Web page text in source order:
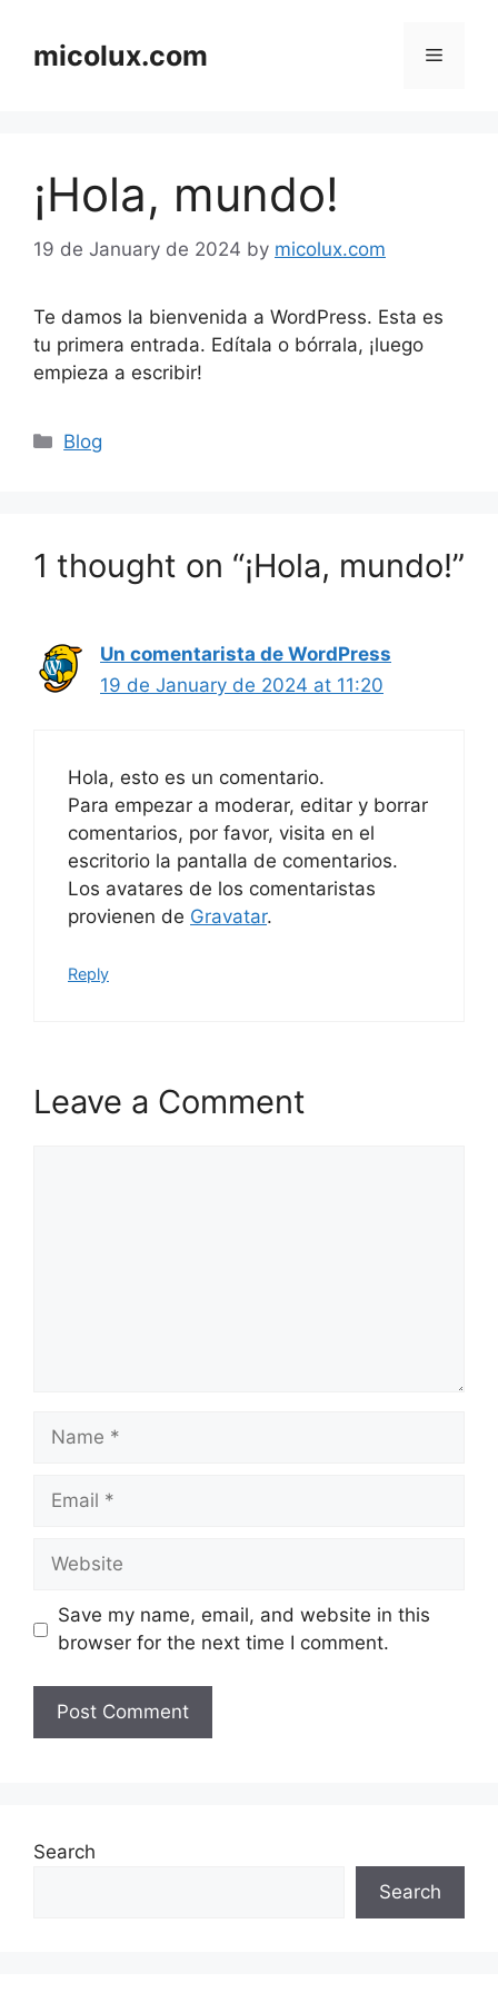
contentmicolux.com Menu
¡Hola, mundo!
19 de January de 2024 by micolux.com
Te damos la bienvenida a WordPress. Esta es
tu primera entrada. Edítala o bórrala, ¡luego
empieza a escribir!
Categories
Blog
1 thought on “¡Hola, mundo!”
Un comentarista de WordPress
19 de January de 2024 at 11:20
Hola, esto es un comentario.
Para empezar a moderar, editar y borrar
comentarios, por favor, visita en el
escritorio la pantalla de comentarios.
Los avatares de los comentaristas
provienen de Gravatar.
Reply
Leave a Comment
Name
Email
Website
Save my name, email, and website in this
browser for the next time I comment.
Search
Search